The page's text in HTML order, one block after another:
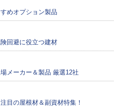
めオプション製品
回避に役立つ建材
メーカー＆製品 厳選12社
目の屋根材＆副資材特集！